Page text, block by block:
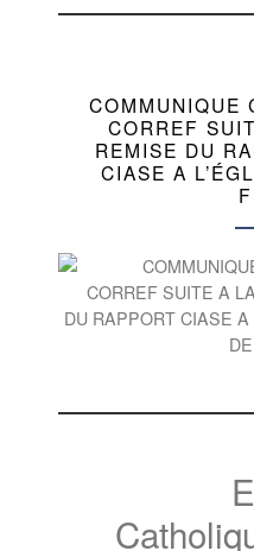
COMMUNIQUE
CORREF
REMISE DU
CIASE A